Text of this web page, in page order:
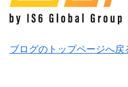
ブログのトップページへ戻